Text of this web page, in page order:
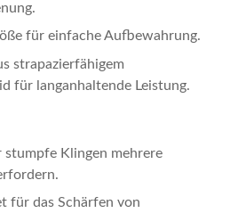
für einfache Aufbewahrung.
strapazierfähigem
für langanhaltende Leistung.
stumpfe Klingen mehrere
für das Schärfen von